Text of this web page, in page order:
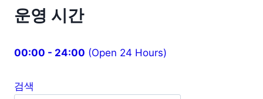
운영 시간
00:00 - 24:00 (Open 24 Hours)
검색